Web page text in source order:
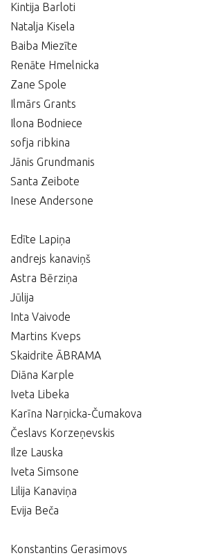
Kintija Barloti
Natalja Kisela
Baiba Miezīte
Renāte Hmelnicka
Zane Spole
Ilmārs Grants
Ilona Bodniece
sofja ribkina
Jānis Grundmanis
Santa Zeibote
Inese Andersone
Edīte Lapiņa
andrejs kanaviņš
Astra Bērziņa
Jūlija
Inta Vaivode
Martins Kveps
Skaidrite ĀBRAMA
Diāna Karple
Iveta Libeka
Karīna Narņicka-Čumakova
Česlavs Korzeņevskis
Ilze Lauska
Iveta Simsone
Lilija Kanaviņa
Evija Beča
Konstantins Gerasimovs